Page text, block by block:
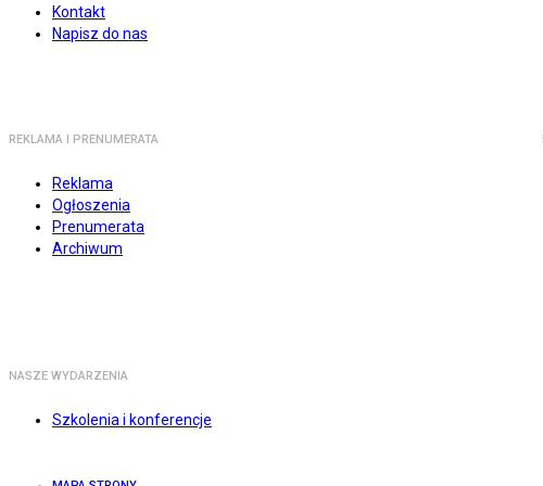
Kontakt
Napisz do nas
REKLAMA I PRENUMERATA
Reklama
Ogłoszenia
Prenumerata
Archiwum
NASZE WYDARZENIA
Szkolenia i konferencje